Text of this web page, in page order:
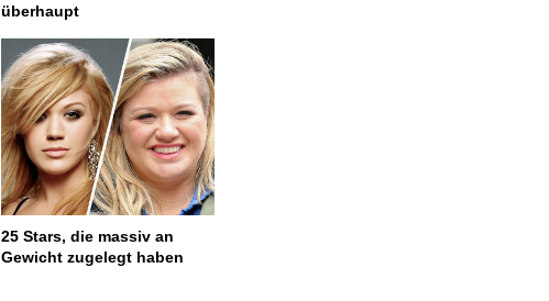
überhaupt
25 Stars, die massiv an
Gewicht zugelegt haben